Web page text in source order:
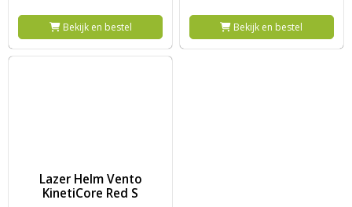
Bekijk en bestel Bekijk en bestel
Lazer Helm Vento
KinetiCore Red S